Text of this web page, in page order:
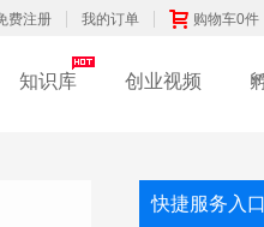
费注册 我的订单 购物车0件
知识库 创业视频
快捷服务入口